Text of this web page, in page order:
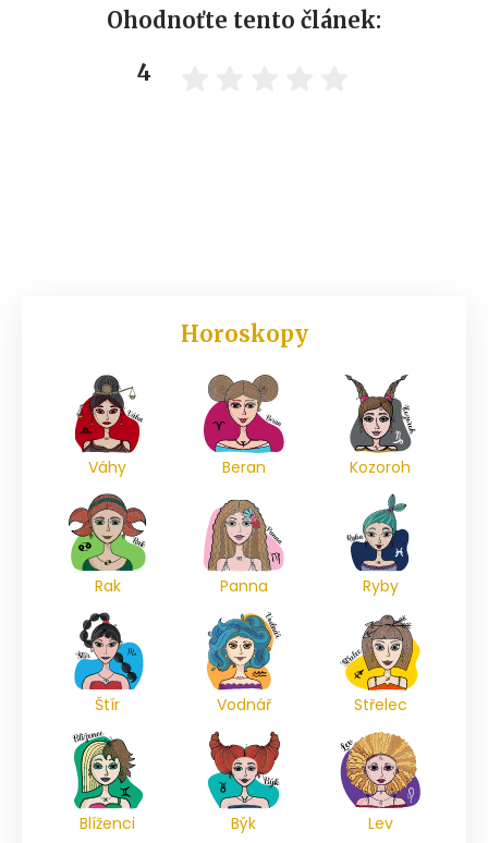
Ohodnoťte tento článek:
4
Horoskopy
Váhy Beran Kozoroh
Rak Panna Ryby
Štír Vodnář Střelec
Blíženci Býk Lev